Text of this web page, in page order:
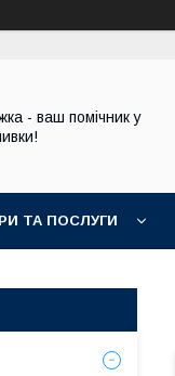
- ваш помічник у
ТА ПОСЛУГИ